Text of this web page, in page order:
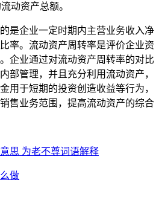
动资产总额。
企业一定时期内主营业务收入净
率。流动资产周转率是评价企业资
企业通过对流动资产周转率的对比
部管理，并且充分利用流动资产，
用于短期的投资创造收益等行为，
售业务范围，提高流动资产的综合
思 为老不尊词语解释
做